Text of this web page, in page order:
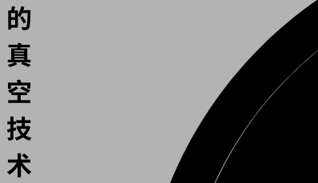
的
真
空
技
术